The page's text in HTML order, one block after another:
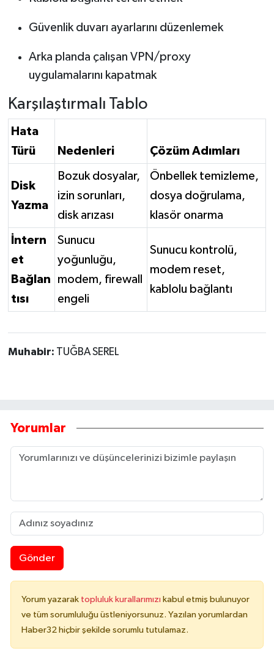
Güvenlik duvarı ayarlarını düzenlemek
Arka planda çalışan VPN/proxy
uygulamalarını kapatmak
Karşılaştırmalı Tablo
Hata
Türü
Nedenleri Çözüm Adımları
Disk
Yazma
Bozuk dosyalar,
izin sorunları,
disk arızası
Önbellek temizleme,
dosya doğrulama,
klasör onarma
İntern
et
Bağlan
tısı
Sunucu
yoğunluğu,
modem, firewall
engeli
Sunucu kontrolü,
modem reset,
kablolu bağlantı
Muhabir: TUĞBA SEREL
Yorumlar
Gönder
Yorum yazarak topluluk kurallarımızı kabul etmiş bulunuyor
ve tüm sorumluluğu üstleniyorsunuz. Yazılan yorumlardan
Haber32 hiçbir şekilde sorumlu tutulamaz.